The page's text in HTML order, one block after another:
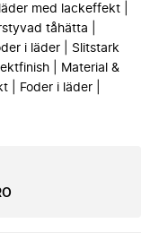
med lackeffekt |
tåhätta |
i läder | Slitstark
| Material &
| Foder i läder |